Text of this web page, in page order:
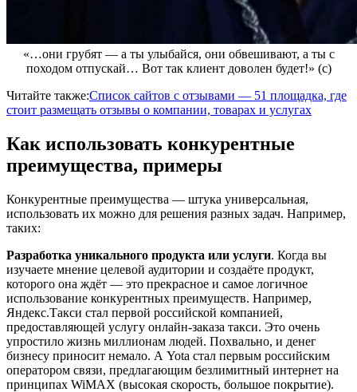
«…они грубят — а ты улыбайся, они обвешивают, а ты с
походом отпускай… Вот так клиент доволен будет!» (с)
Читайте также:Список сайтов с отзывами — 51 площадка, где
стоит размещать отзывы о компании, товарах и услугах
Как использовать конкурентные
преимущества, примеры
Конкурентные преимущества — штука универсальная,
использовать их можно для решения разных задач. Например,
таких:
Разработка уникального продукта или услуги. Когда вы
изучаете мнение целевой аудитории и создаёте продукт,
которого она ждёт — это прекрасное и самое логичное
использование конкурентных преимуществ. Например,
Яндекс.Такси стал первой российской компанией,
предоставляющей услугу онлайн-заказа такси. Это очень
упростило жизнь миллионам людей. Похвально, и денег
бизнесу приносит немало. А Yota стал первым российским
оператором связи, предлагающим безлимитный интернет на
принципах WiMAX (высокая скорость, большое покрытие).